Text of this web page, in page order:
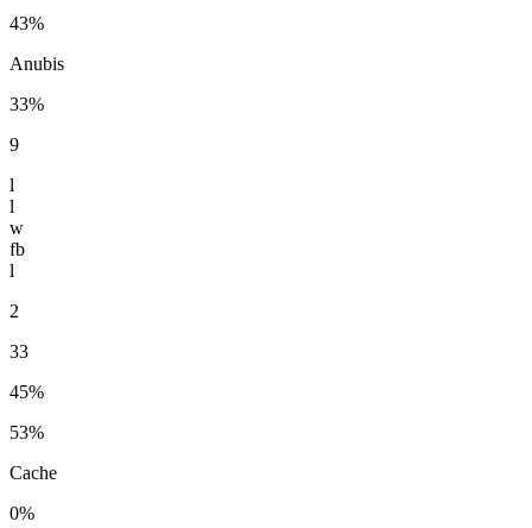
43%
Anubis
33%
9
l
l
w
fb
l
2
33
45%
53%
Cache
0%